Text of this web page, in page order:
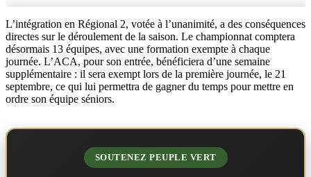
L’intégration en Régional 2, votée à l’unanimité, a des conséquences
directes sur le déroulement de la saison. Le championnat comptera
désormais 13 équipes, avec une formation exempte à chaque
journée. L’ACA, pour son entrée, bénéficiera d’une semaine
supplémentaire : il sera exempt lors de la première journée, le 21
septembre, ce qui lui permettra de gagner du temps pour mettre en
ordre son équipe séniors.
SOUTENEZ PEUPLE VERT